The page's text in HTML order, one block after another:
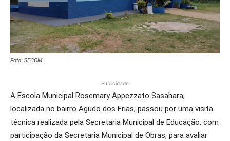
Foto: SECOM
Publicidade
A Escola Municipal Rosemary Appezzato Sasahara,
localizada no bairro Agudo dos Frias, passou por uma visita
técnica realizada pela Secretaria Municipal de Educação, com
participação da Secretaria Municipal de Obras, para avaliar